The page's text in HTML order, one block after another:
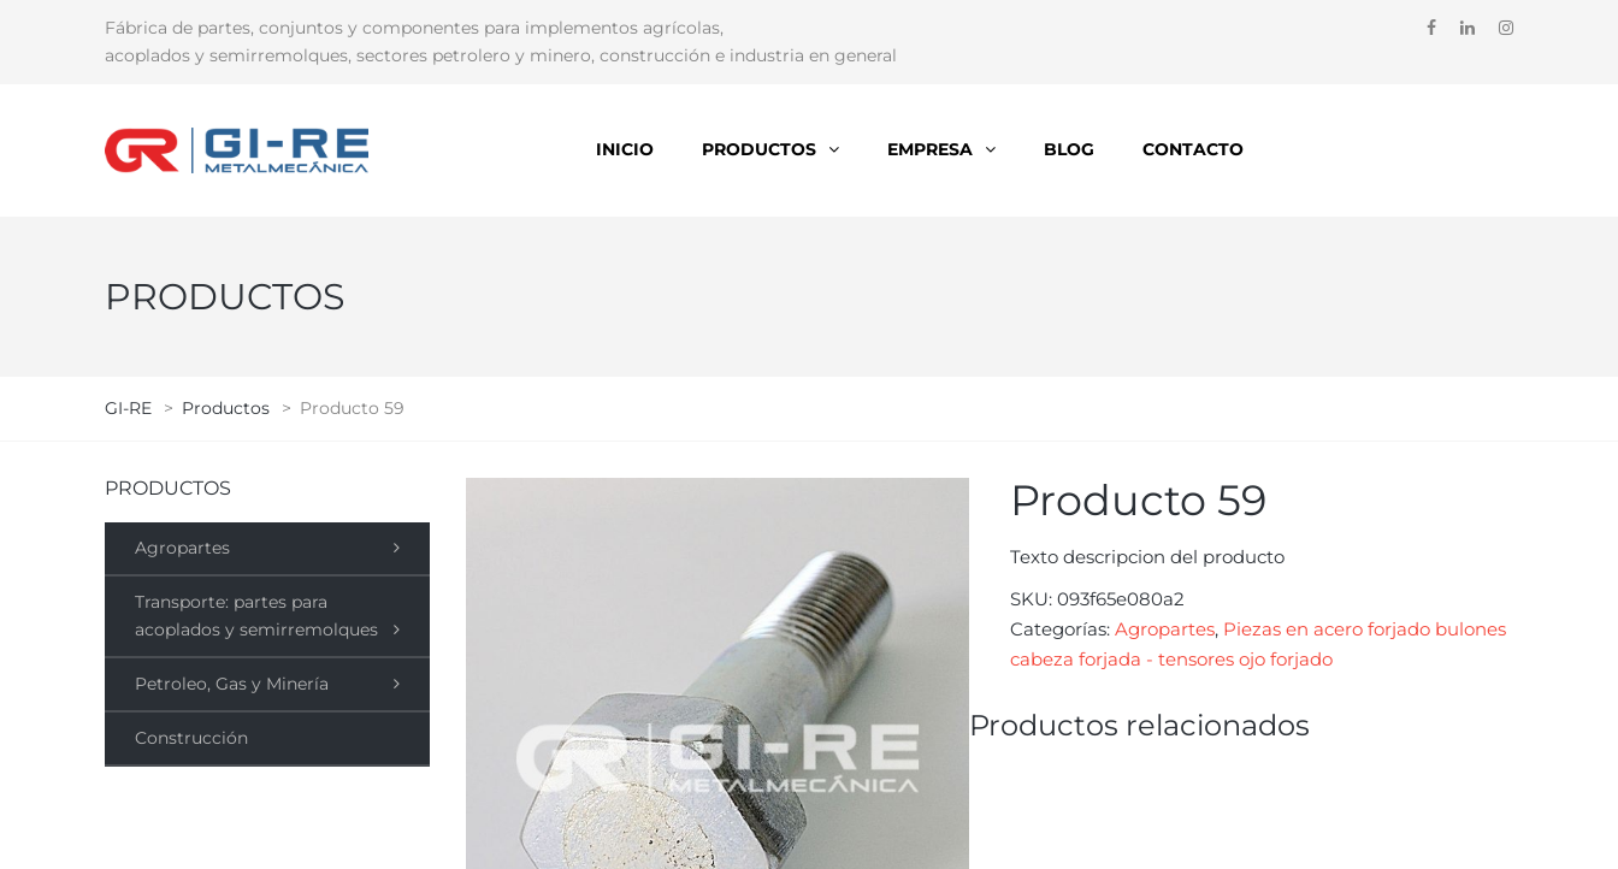
Fábrica de partes, conjuntos y componentes para implementos agrícolas,
acoplados y semirremolques, sectores petrolero y minero, construcción e industria en general
INICIO PRODUCTOS EMPRESA BLOG CONTACTO
PRODUCTOS
GI-RE > Productos > Producto 59
PRODUCTOS
Agropartes
Transporte: partes para
acoplados y semirremolques
Petroleo, Gas y Minería
Construcción
Producto 59
Texto descripcion del producto
SKU:093f65e080a2
Categorías:Agropartes, Piezas en acero forjado bulones
cabeza forjada - tensores ojo forjado
Productos relacionados